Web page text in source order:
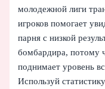
молодежной лиги
игроков помогает
парня с низкой
бомбардира, потому
поднимает уровень
Используй